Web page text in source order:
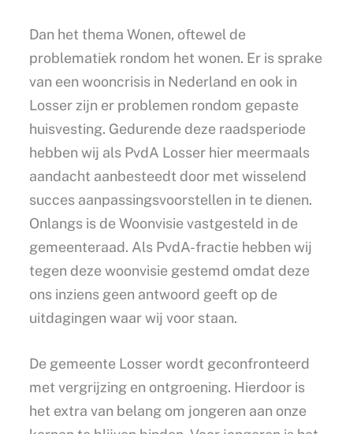
Dan het thema Wonen, oftewel de
problematiek rondom het wonen. Er is sprake
van een wooncrisis in Nederland en ook in
Losser zijn er problemen rondom gepaste
huisvesting. Gedurende deze raadsperiode
hebben wij als PvdA Losser hier meermaals
aandacht aanbesteedt door met wisselend
succes aanpassingsvoorstellen in te dienen.
Onlangs is de Woonvisie vastgesteld in de
gemeenteraad. Als PvdA-fractie hebben wij
tegen deze woonvisie gestemd omdat deze
ons inziens geen antwoord geeft op de
uitdagingen waar wij voor staan.
De gemeente Losser wordt geconfronteerd
met vergrijzing en ontgroening. Hierdoor is
het extra van belang om jongeren aan onze